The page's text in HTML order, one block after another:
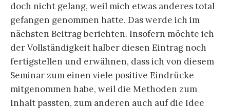
doch nicht gelang, weil mich etwas anderes total
gefangen genommen hatte. Das werde ich im
nächsten Beitrag berichten. Insofern möchte ich
der Vollständigkeit halber diesen Eintrag noch
fertigstellen und erwähnen, dass ich von diesem
Seminar zum einen viele positive Eindrücke
mitgenommen habe, weil die Methoden zum
Inhalt passten, zum anderen auch auf die Idee